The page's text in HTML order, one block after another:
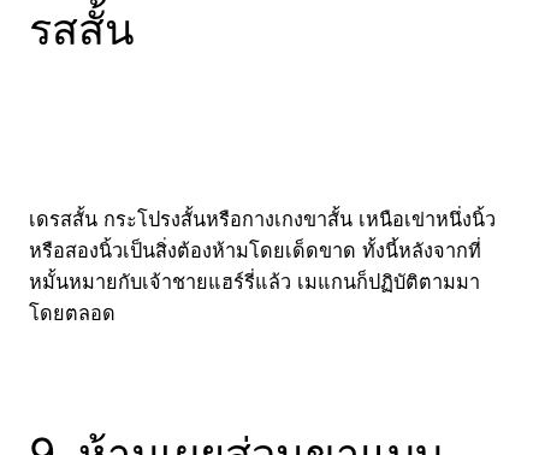
รสสั้น
เดรสสั้น กระโปรงสั้นหรือกางเกงขาสั้น เหนือเข่าหนึ่งนิ้ว
หรือสองนิ้วเป็นสิ่งต้องห้ามโดยเด็ดขาด ทั้งนี้หลังจากที่
หมั้นหมายกับเจ้าชายแฮร์รี่แล้ว เมแกนก็ปฏิบัติตามมา
โดยตลอด